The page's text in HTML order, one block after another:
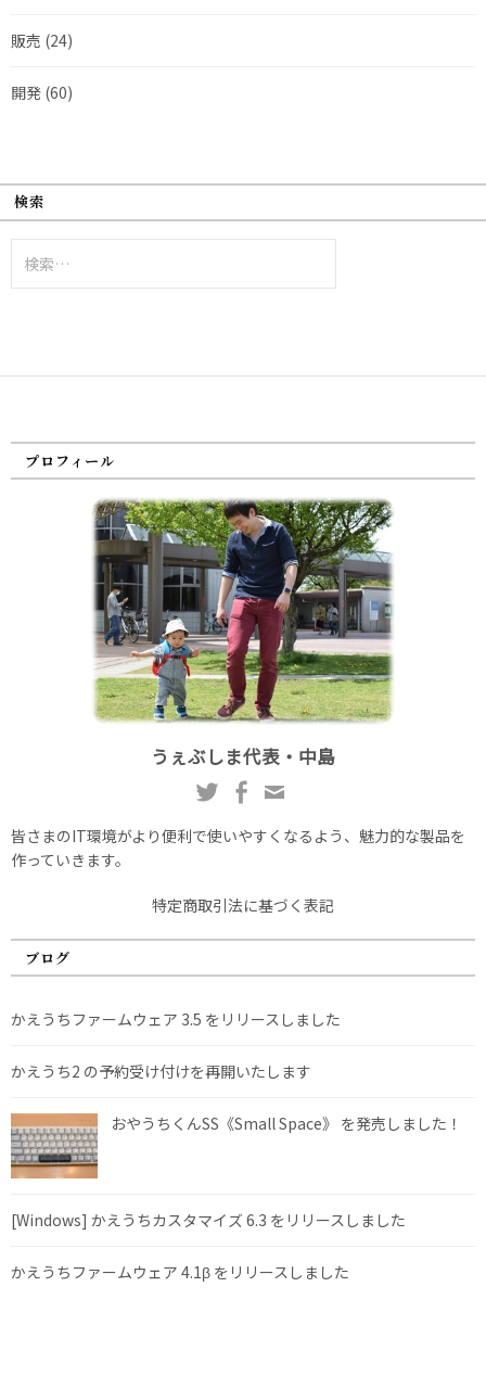
販売 (24)
開発 (60)
検索
索:
プロフィール
うぇぶしま代表・中島
皆さまのIT環境がより便利で使いやすくなるよう、魅力的な製品を
作っていきます。
特定商取引法に基づく表記
ブログ
かえうちファームウェア 3.5 をリリースしました
かえうち2 の予約受け付けを再開いたします
おやうちくんSS《Small Space》 を発売しました！
[Windows] かえうちカスタマイズ 6.3 をリリースしました
かえうちファームウェア 4.1β をリリースしました